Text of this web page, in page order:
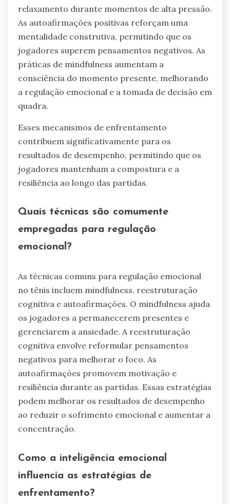
relaxamento durante momentos de alta pressão.
As autoafirmações positivas reforçam uma
mentalidade construtiva, permitindo que os
jogadores superem pensamentos negativos. As
práticas de mindfulness aumentam a
consciência do momento presente, melhorando
a regulação emocional e a tomada de decisão em
quadra.
Esses mecanismos de enfrentamento
contribuem significativamente para os
resultados de desempenho, permitindo que os
jogadores mantenham a compostura e a
resiliência ao longo das partidas.
Quais técnicas são comumente
empregadas para regulação
emocional?
As técnicas comuns para regulação emocional
no tênis incluem mindfulness, reestruturação
cognitiva e autoafirmações. O mindfulness ajuda
os jogadores a permanecerem presentes e
gerenciarem a ansiedade. A reestruturação
cognitiva envolve reformular pensamentos
negativos para melhorar o foco. As
autoafirmações promovem motivação e
resiliência durante as partidas. Essas estratégias
podem melhorar os resultados de desempenho
ao reduzir o sofrimento emocional e aumentar a
concentração.
Como a inteligência emocional
influencia as estratégias de
enfrentamento?